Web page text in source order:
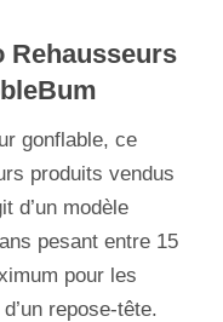
Rehausseurs
gonflable, ce
produits vendus
d’un modèle
pesant entre 15
pour les
repose-tête.